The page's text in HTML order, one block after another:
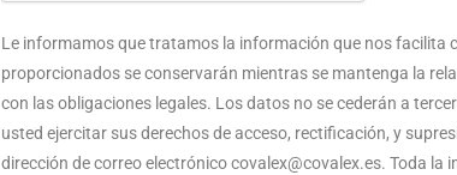
Le informamos que tratamos la información que nos
proporcionados se conservarán mientras se mantenga la
con las obligaciones legales. Los datos no se cederán a
usted ejercitar sus derechos de acceso, rectificación, y
dirección de correo electrónico covalex@covalex.es. Toda